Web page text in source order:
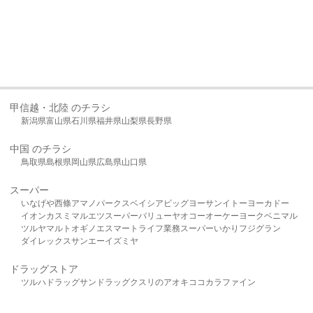
甲信越・北陸 のチラシ
新潟県富山県石川県福井県山梨県長野県
中国 のチラシ
鳥取県島根県岡山県広島県山口県
スーパー
いなげや西條アマノパークスベイシア ビッグヨーサンイトーヨーカドー
イオンカスミ マルエツスーパーバリューヤオコーオーケー ヨークベニマル
ツルヤマルト オギノ エスマート ライフ業務スーパーいかり フジグラン
ダイレックスサンエーイズミヤ
ドラッグストア
ツルハドラッグサンドラッグクスリのアオキ ココカラファイン